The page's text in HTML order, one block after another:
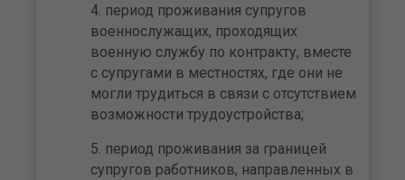
период проживания супругов
военнослужащих, проходящих
военную службу по контракту, вместе
с супругами в местностях, где они не
могли трудиться в связи с отсутствием
возможности трудоустройства;
период проживания за границей
супругов работников, направленных в